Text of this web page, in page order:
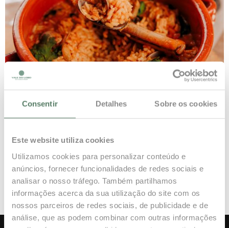
Consentir Detalhes Sobre os cookies
Este website utiliza cookies
Utilizamos cookies para personalizar conteúdo e
anúncios, fornecer funcionalidades de redes sociais e
analisar o nosso tráfego. Também partilhamos
informações acerca da sua utilização do site com os
nossos parceiros de redes sociais, de publicidade e de
análise, que as podem combinar com outras informações
Summer evenings in the Algarve inspire long, flavourful
and company to match. At Tinto by Vale do Lobo, dinners
traditions, setting the scene for unforgettable summer
evenings. The restaurant’s new summer dining
experience is inspired by Portugal’s culinary heritage,
pairing […]